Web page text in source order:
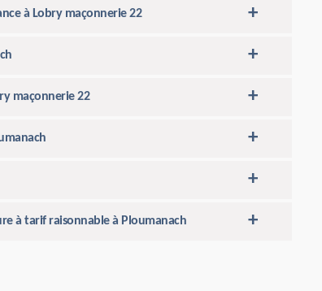
à Lobry maçonnerie 22
maçonnerie 22
à tarif raisonnable à Ploumanach